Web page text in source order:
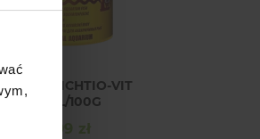
ICHTIO-VIT
500ML/100G
24,99 zł